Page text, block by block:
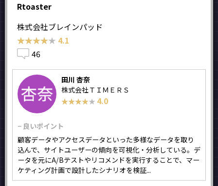
Rtoaster
株式会社ブレインパッド
★★★★★
★★★★★ 4.1
46
田川 杏奈
株式会社ＴＩＭＥＲＳ
★★★★★
★★★★★ 4.0
− 良いポイント
顧客データやアクセスデータといった多様なデータを取り
込んで、サイトユーザーの傾向を可視化・分析している。デ
ータを元にA/Bテストやリコメンドを実行することで、マー
ケティング計画で設計したシナリオを検証...